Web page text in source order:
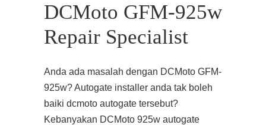
DCMoto GFM-925w
Repair Specialist
Anda ada masalah dengan DCMoto GFM-
925w? Autogate installer anda tak boleh
baiki dcmoto autogate tersebut?
Kebanyakan DCMoto 925w autogate